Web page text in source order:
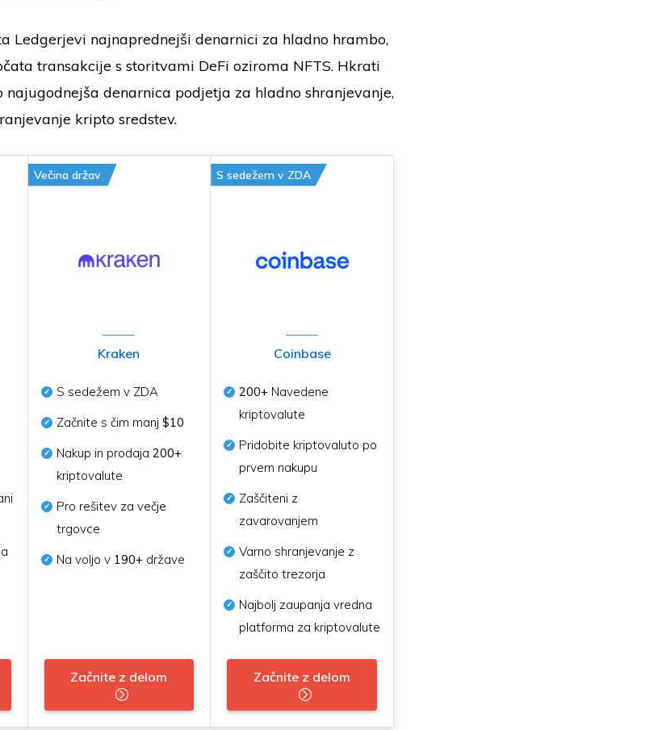
Ledgerjevi najnaprednejši denarnici za hladno hrambo,
transakcije s storitvami DeFi oziroma NFTS. Hkrati
najugodnejša denarnica podjetja za hladno shranjevanje,
kripto sredstev.
Večina držav
Kraken
S sedežem v ZDA
Začnite s čim manj $10
Nakup in prodaja 200+
kriptovalute
Pro rešitev za večje
trgovce
Na voljo v 190+države
Začnite z delom
S sedežem v ZDA
Coinbase
200+ Navedene
kriptovalute
Pridobite kriptovaluto po
prvem nakupu
Zaščiteni z
zavarovanjem
Varno shranjevanje z
zaščito trezorja
Najbolj zaupanja vredna
platforma za kriptovalute
Začnite z delom